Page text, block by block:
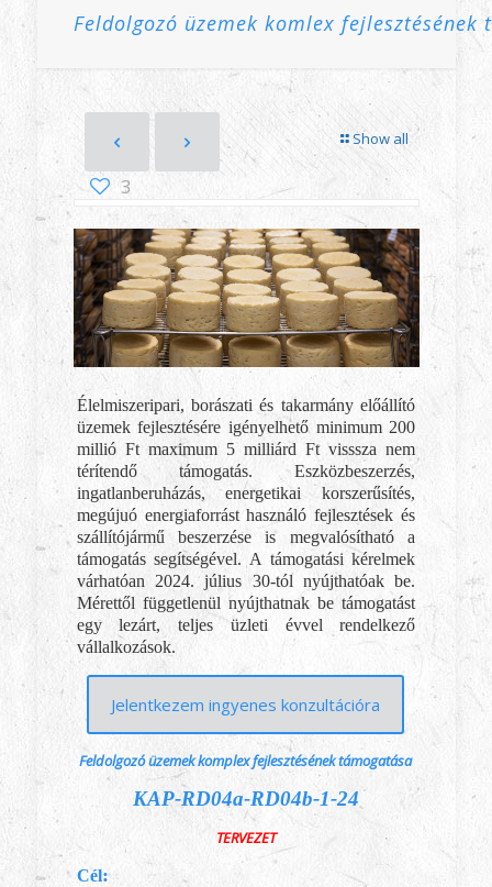
Feldolgozó üzemek komlex fejlesztésének
Show all
3
Élelmiszeripari, borászati és takarmány előállító
üzemek fejlesztésére igényelhető minimum 200
millió Ft maximum 5 milliárd Ft visssza nem
térítendő támogatás. Eszközbeszerzés,
ingatlanberuházás, energetikai korszerűsítés,
megújuó energiaforrást használó fejlesztések és
szállítójármű beszerzése is megvalósítható a
támogatás segítségével. A támogatási kérelmek
várhatóan 2024. július 30-tól nyújthatóak be.
Mérettől függetlenül nyújthatnak be támogatást
egy lezárt, teljes üzleti évvel rendelkező
vállalkozások.
Jelentkezem ingyenes konzultációra
Feldolgozó üzemek komplex fejlesztésének támogatása
KAP-RD04a-RD04b-1-24
TERVEZET
Cél: